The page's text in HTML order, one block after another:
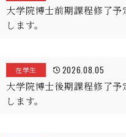
大学院博士前期課程修了
します。
在学生 2026.08.05
大学院博士後期課程修了
します。